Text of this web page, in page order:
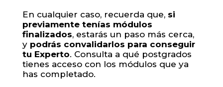
En cualquier caso, recuerda que, si
previamente tenías módulos
finalizados, estarás un paso más cerca,
y podrás convalidarlos para conseguir
tu Experto. Consulta a qué postgrados
tienes acceso con los módulos que ya
has completado.